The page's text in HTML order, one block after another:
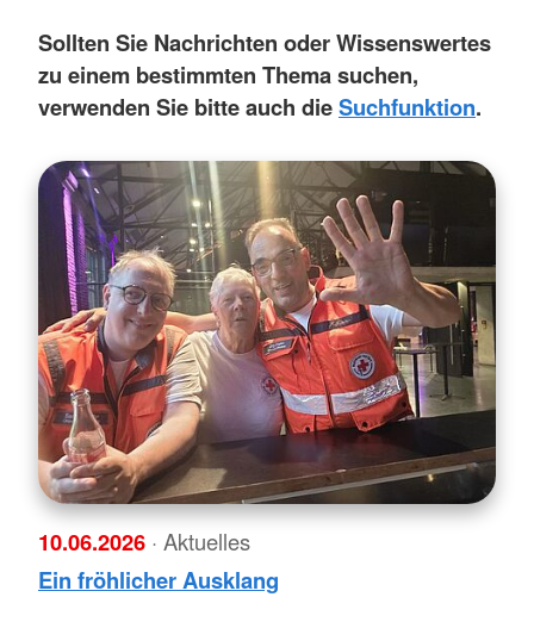
Sollten Sie Nachrichten oder Wissenswertes
zu einem bestimmten Thema suchen,
verwenden Sie bitte auch dieSuchfunktion.
10.06.2026 · Aktuelles
Ein fröhlicher Ausklang